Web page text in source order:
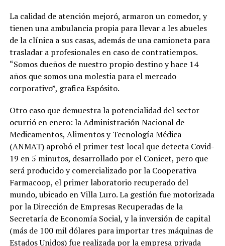
La calidad de atención mejoró, armaron un comedor, y
tienen una ambulancia propia para llevar a les abueles
de la clínica a sus casas, además de una camioneta para
trasladar a profesionales en caso de contratiempos.
“Somos dueños de nuestro propio destino y hace 14
años que somos una molestia para el mercado
corporativo”, grafica Espósito.
Otro caso que demuestra la potencialidad del sector
ocurrió en enero: la Administración Nacional de
Medicamentos, Alimentos y Tecnología Médica
(ANMAT) aprobó el primer test local que detecta Covid-
19 en 5 minutos, desarrollado por el Conicet, pero que
será producido y comercializado por la Cooperativa
Farmacoop, el primer laboratorio recuperado del
mundo, ubicado en Villa Luro. La gestión fue motorizada
por la Dirección de Empresas Recuperadas de la
Secretaría de Economía Social, y la inversión de capital
(más de 100 mil dólares para importar tres máquinas de
Estados Unidos) fue realizada por la empresa privada